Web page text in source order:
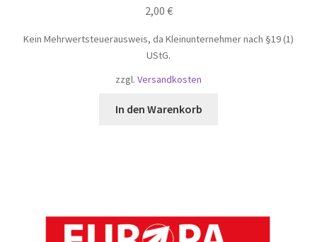
2,00 €
Kein Mehrwertsteuerausweis, da Kleinunternehmer nach §19 (1)
UStG.
zzgl. Versandkosten
In den Warenkorb